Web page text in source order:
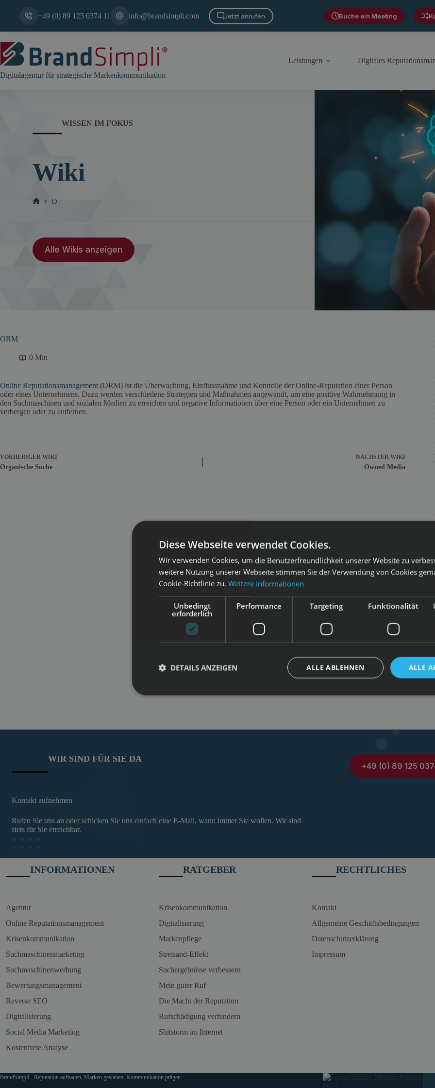
+49 (0) 89 125 0374 11 info@brandsimpli.com Jetzt anrufen Buche ein Meeting
Digitalagentur für strategische Markenkommunikation
Leistungen Digitales
WISSEN IM FOKUS
Wiki
O
Alle Wikis anzeigen
ORM
0 Min
Online Reputationsmanagement (ORM) ist die Überwachung, Einflussnahme und Kontrolle der Online-Reputation einer Person
oder eines Unternehmens. Dazu werden verschiedene Strategien und Maßnahmen angewandt, um eine positive Wahrnehmung in
den Suchmaschinen und sozialen Medien zu erreichen und negative Informationen über eine Person oder ein Unternehmen zu
verbergen oder zu entfernen.
VORHERIGER WIKI
Organische Suche
NÄCHSTER WIKI
Owned Media
WIR SIND FÜR SIE DA
Kontakt aufnehmen
Rufen Sie uns an oder schicken Sie uns einfach eine E-Mail, wann immer Sie wollen. Wir sind
stets für Sie erreichbar.
+49 (0) 89 125
INFORMATIONEN
Agentur
Online Reputationsmanagement
Krisenkommunikation
Suchmaschinenmarketing
Suchmaschinenwerbung
Bewertungsmanagement
Reverse SEO
Digitalisierung
Social Media Marketing
Kostenfreie Analyse
RATGEBER
Krisenkommunikation
Digitalisierung
Markenpflege
Streisand-Effekt
Suchergebnisse verbessern
Mein guter Ruf
Die Macht der Reputation
Rufschädigung verhindern
Shitstorm im Internet
RECHTLICHES
Kontakt
Allgemeine Geschäftsbedingungen
Datenschutzerklärung
Impressum
BrandSimpli - Reputation aufbauen, Marken gestalten, Kommunikation prägen
Diese Webseite verwendet Cookies.
Wir verwenden Cookies, um die Benutzerfreundlichkeit unserer Website zu
weitere Nutzung unserer Webseite stimmen Sie der Verwendung von Cookies
Cookie-Richtlinie zu. Weitere Informationen
Unbedingt
erforderlich
Performance Targeting Funktionalität
ALLE
ALLE ABLEHNEN
DETAILS ANZEIGEN